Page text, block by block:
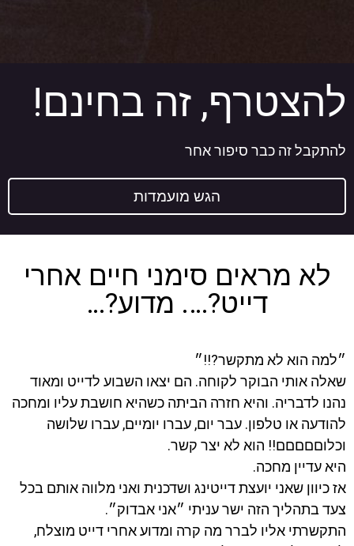
להצטרף, זה בחינם!
להתקבל זה כבר סיפור אחר
הגש מועמדות
לא מראים סימני חיים אחרי
דייט?…. מדוע?…
״למה הוא לא מתקשר?!!״
שאלה אותי הבוקר לקוחה. הם יצאו השבוע לדייט ומאוד
נהנו לדבריה. והיא חזרה הביתה כשהיא חושבת עליו ומחכה
להודעה או טלפון. עבר יום, עברו יומיים, עברו שלושה
וכלוםםםםם!! הוא לא יצר קשר.
היא עדיין מחכה.
אז כיוון שאני יועצת דייטינג ושדכנית ואני מלווה אותם בכל
צעד בתהליך הזה ישר עניתי ״אני אבדוק״.
התקשרתי אליו לברר מה קרה ומדוע אחרי דייט מוצלח,